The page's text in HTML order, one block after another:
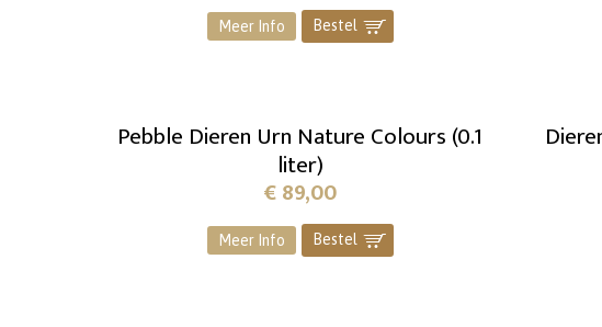
Meer Info Bestel ]
Pebble Dieren Urn Nature Colours (0.1
liter)
€89,00
Meer Info Bestel ]